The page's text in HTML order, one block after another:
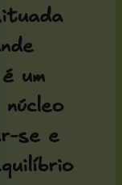
um
se e